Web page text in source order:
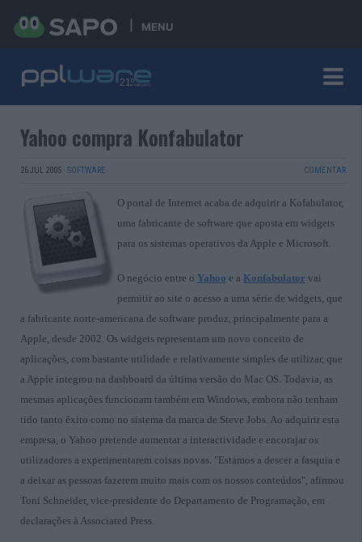
MENU
Yahoo compra Konfabulator
26 JUL 2005 · SOFTWARE COMENTAR
O portal de Internet acaba de adquirir a Kofabulator,
uma fabricante de software que aposta em widgets
para os sistemas operativos da Apple e Microsoft.
O negócio entre o Yahoo e a Konfabulator vai
permitir ao site o acesso a uma série de widgets, que
a fabricante norte-americana de software produz, principalmente para a
Apple, desde 2002. Os widgets representam um novo conceito de
aplicações, com bastante utilidade e relativamente simples de utilizar, que
a Apple integrou na dashboard da última versão do Mac OS. Todavia, as
mesmas aplicações funcionam também em Windows, embora não tenham
tido tanto êxito como no sistema da marca de Steve Jobs. Ao adquirir esta
empresa, o Yahoo pretende aumentar a interactividade e encorajar os
utilizadores a experimentarem coisas novas. "Estamos a descer a fasquia e
a deixar as pessoas fazerem muito mais com os nossos conteúdos", afirmou
Toni Schneider, vice-presidente do Departamento de Programação, em
declarações à Associated Press.